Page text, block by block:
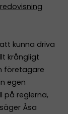
kunna driva
krångligt
företagare
egen
på reglerna,
Åsa